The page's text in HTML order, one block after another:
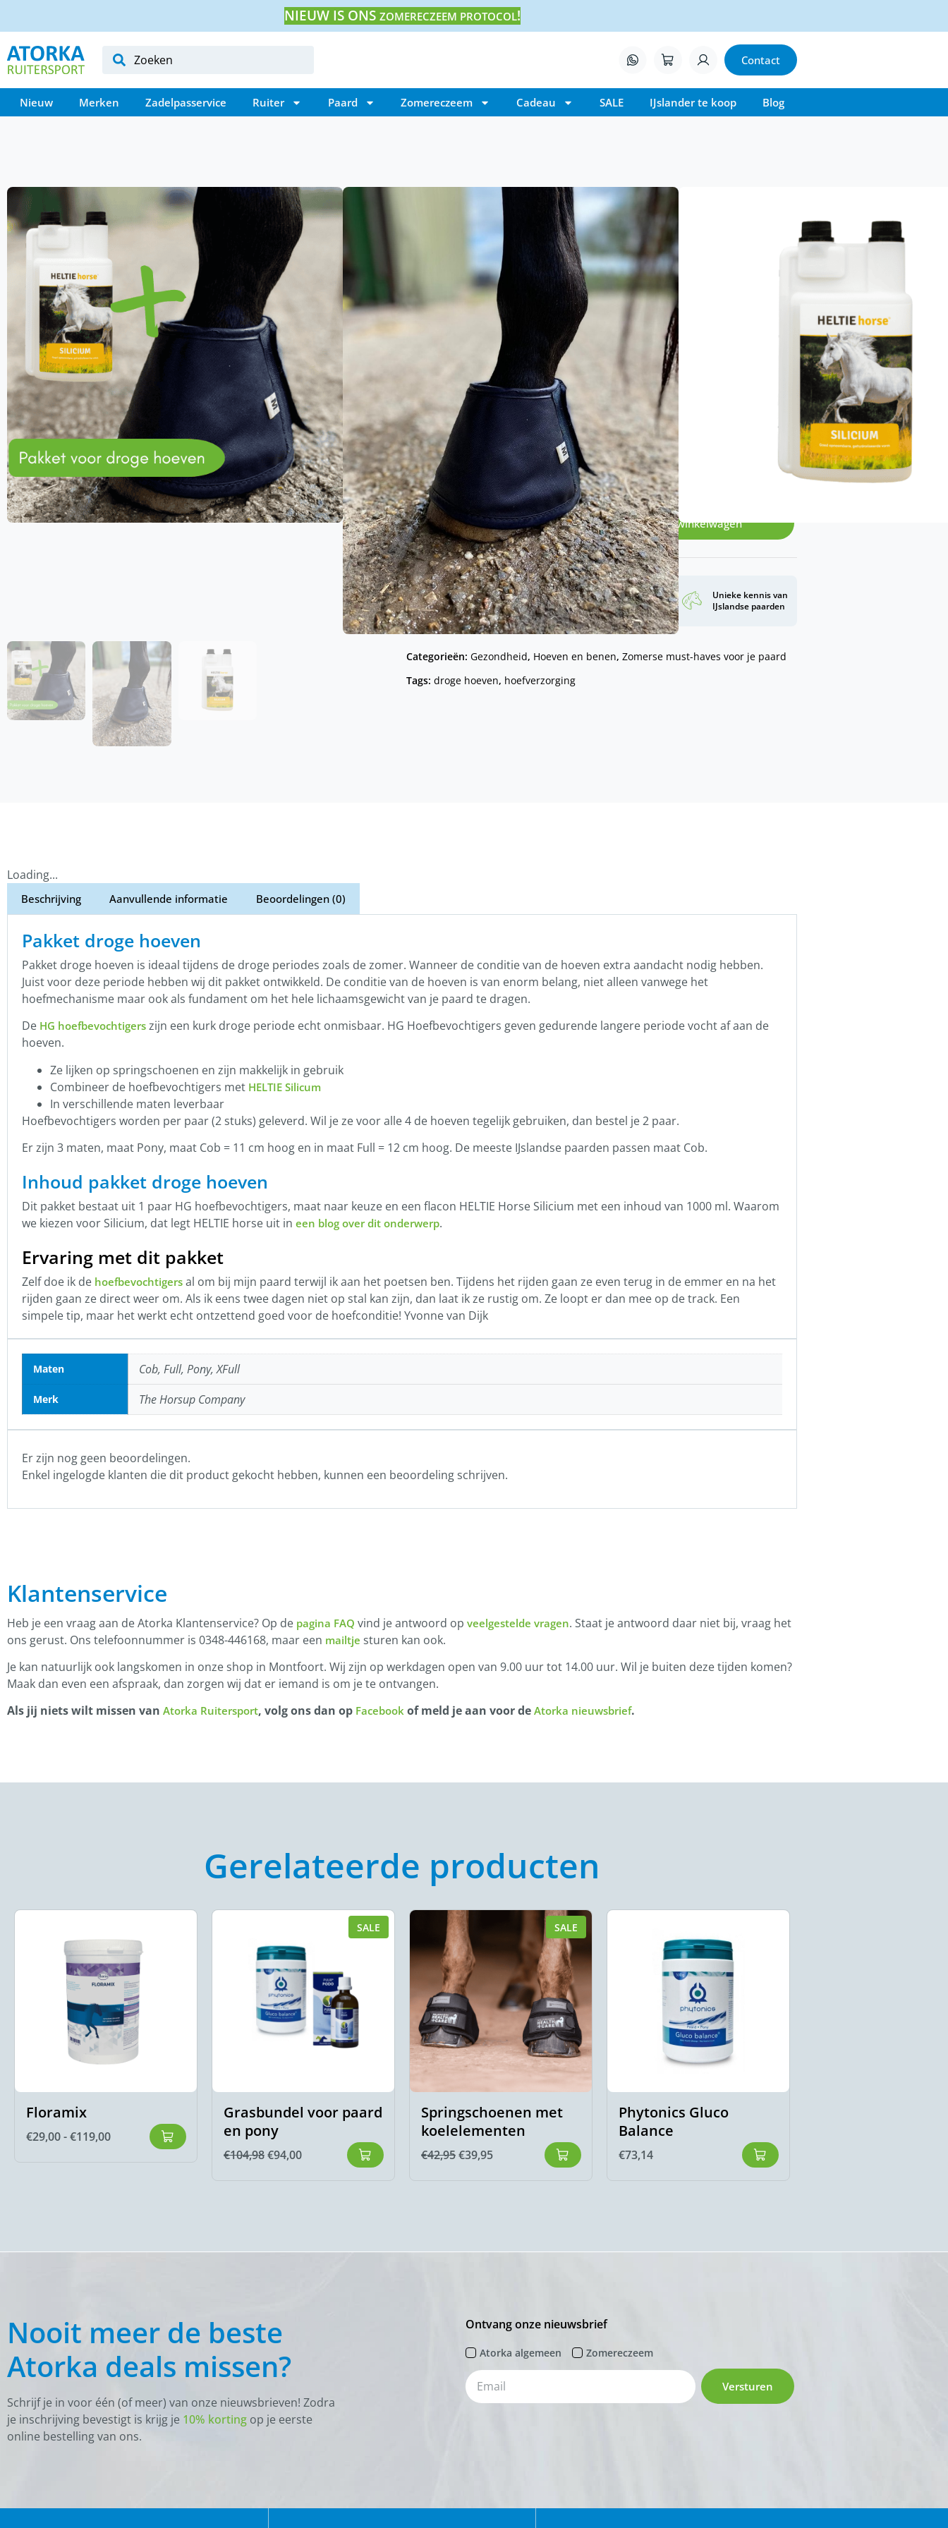
NIEUW IS ONS ZOMERECZEEM PROTOCOL!
Contact
Nieuw Merken Zadelpasservice Ruiter Paard Zomereczeem Cadeau SALE IJslander te koop Blog
/ Pakket droge hoeven
Pakket droge hoeven
€54,95
Pakket droge hoeven
Ideaal tijdens de droge periodes zoals de zomer
Wanneer de conditie van de hoeven extra aandacht nodig hebben
Hoefbevochtigers + HELTIE horse Silicium een sterk duo!
Maten
Cob Full Pony
Toevoegen aan winkelwagen
Grootste collectie
Jodphur broeken
Gratis verzending
in Nederland
vanaf € 59,-*.
Unieke kennis van
IJslandse paarden
Categorieën: Gezondheid, Hoeven en benen, Zomerse must-haves voor je paard
Tags: droge hoeven, hoefverzorging
Loading...
Beschrijving Aanvullende informatie Beoordelingen (0)
Pakket droge hoeven
Pakket droge hoeven is ideaal tijdens de droge periodes zoals de zomer. Wanneer de conditie van de hoeven extra aandacht nodig hebben.
Juist voor deze periode hebben wij dit pakket ontwikkeld. De conditie van de hoeven is van enorm belang, niet alleen vanwege het
hoefmechanisme maar ook als fundament om het hele lichaamsgewicht van je paard te dragen.
De HG hoefbevochtigers zijn een kurk droge periode echt onmisbaar. HG Hoefbevochtigers geven gedurende langere periode vocht af aan de
hoeven.
Ze lijken op springschoenen en zijn makkelijk in gebruik
Combineer de hoefbevochtigers met HELTIE Silicum
In verschillende maten leverbaar
Hoefbevochtigers worden per paar (2 stuks) geleverd. Wil je ze voor alle 4 de hoeven tegelijk gebruiken, dan bestel je 2 paar.
Er zijn 3 maten, maat Pony, maat Cob = 11 cm hoog en in maat Full = 12 cm hoog. De meeste IJslandse paarden passen maat Cob.
Inhoud pakket droge hoeven
Dit pakket bestaat uit 1 paar HG hoefbevochtigers, maat naar keuze en een flacon HELTIE Horse Silicium met een inhoud van 1000 ml. Waarom
we kiezen voor Silicium, dat legt HELTIE horse uit in een blog over dit onderwerp.
Ervaring met dit pakket
Zelf doe ik de hoefbevochtigers al om bij mijn paard terwijl ik aan het poetsen ben. Tijdens het rijden gaan ze even terug in de emmer en na het
rijden gaan ze direct weer om. Als ik eens twee dagen niet op stal kan zijn, dan laat ik ze rustig om. Ze loopt er dan mee op de track. Een
simpele tip, maar het werkt echt ontzettend goed voor de hoefconditie! Yvonne van Dijk
Maten Cob, Full, Pony, XFull
Merk The Horsup Company
Er zijn nog geen beoordelingen.
Enkel ingelogde klanten die dit product gekocht hebben, kunnen een beoordeling schrijven.
Klantenservice
Heb je een vraag aan de Atorka Klantenservice? Op de pagina FAQ vind je antwoord op veelgestelde vragen. Staat je antwoord daar niet bij, vraag het
ons gerust. Ons telefoonnummer is 0348-446168, maar een mailtje sturen kan ook.
Je kan natuurlijk ook langskomen in onze shop in Montfoort. Wij zijn op werkdagen open van 9.00 uur tot 14.00 uur. Wil je buiten deze tijden komen?
Maak dan even een afspraak, dan zorgen wij dat er iemand is om je te ontvangen.
Als jij niets wilt missen van Atorka Ruitersport, volg ons dan op Facebook of meld je aan voor de Atorka nieuwsbrief.
Gerelateerde producten
Floramix
€29,00-€119,00
SALE
Grasbundel voor paard
en pony
€104,98€94,00
SALE
Springschoenen met
koelelementen
€42,95€39,95
Phytonics Gluco
Balance
€73,14
Nooit meer de beste
Atorka deals missen?
Schrijf je in voor één (of meer) van onze nieuwsbrieven! Zodra
je inschrijving bevestigt is krijg je 10% korting op je eerste
online bestelling van ons.
Ontvang onze nieuwsbrief
Atorka algemeen Zomereczeem
Versturen